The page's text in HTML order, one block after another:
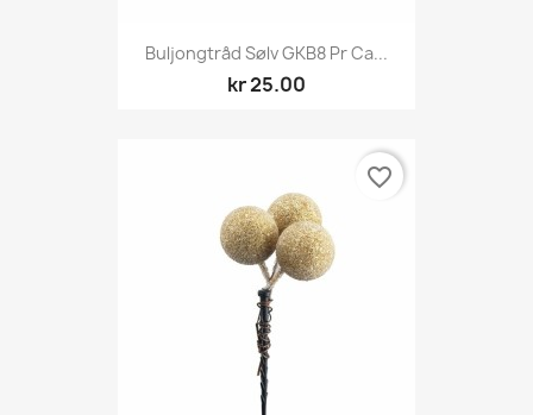
Buljongtråd Sølv GKB8 Pr Ca...
kr 25.00
favorite_border